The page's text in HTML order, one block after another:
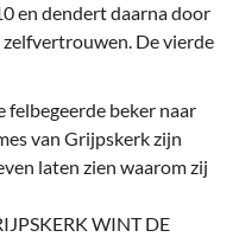
en dendert daarna door
De vierde
felbegeerde beker naar
van Grijpskerk zijn
laten zien waarom zij
WINT DE